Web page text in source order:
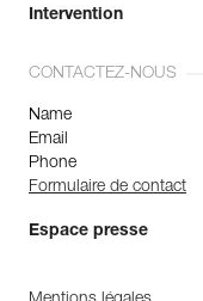
Intervention
CONTACTEZ-NOUS
Name
Email
Phone
Formulaire de contact
Espace presse